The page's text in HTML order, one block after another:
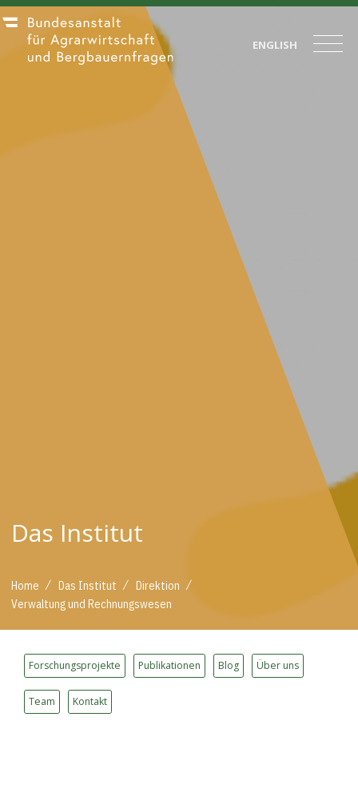
ENGLISH
Das Institut
Home / Das Institut / Direktion /
Verwaltung und Rechnungswesen
Forschungsprojekte Publikationen Blog Über uns
Team Kontakt